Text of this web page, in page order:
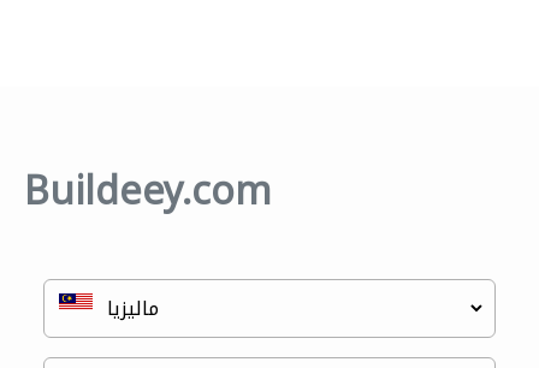
Buildeey.com